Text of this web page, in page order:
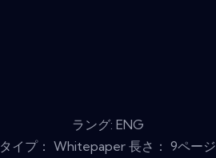
ラング: ENG
タイプ： Whitepaper 長さ： 9ページ